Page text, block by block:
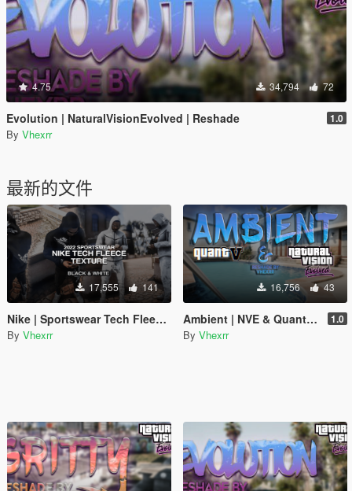
4.75 34,794 72
Evolution | NaturalVisionEvolved | Reshade 1.0
By Vhexrr
最新的文件
17,555 141
Nike | Sportswear Tech Fleece | Texture
By Vhexrr
16,756 43
Ambient | NVE & QuantV | Reshade 1.0
By Vhexrr